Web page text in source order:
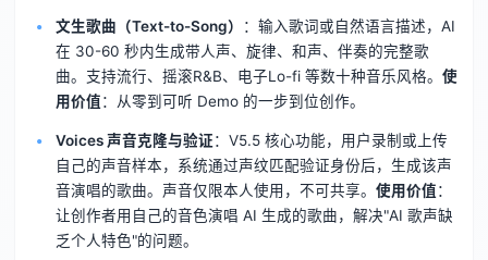
文生歌曲（Text-to-Song）
：输入歌词或自然语言描述，AI
在 30-60 秒内生成带人声、旋律、和声、伴奏的完整歌
曲。支持流行、摇滚R&B、电子Lo-fi 等数十种音乐风格。 使
用价值：从零到可听 Demo 的一步到位创作。
Voices 声音克隆与验证：V5.5 核心功能，用户录制或上传
自己的声音样本，系统通过声纹匹配验证身份后，生成该声
音演唱的歌曲。声音仅限本人使用，不可共享。 使用价值：
让创作者用自己的音色演唱 AI 生成的歌曲，解决"AI 歌声缺
乏个人特色"的问题。